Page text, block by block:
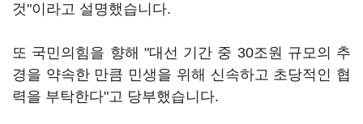
것"이라고 설명했습니다.
또 국민의힘을 향해 "대선 기간 중 30조원 규모의 추
경을 약속한 만큼 민생을 위해 신속하고 초당적인 협
력을 부탁한다"고 당부했습니다.